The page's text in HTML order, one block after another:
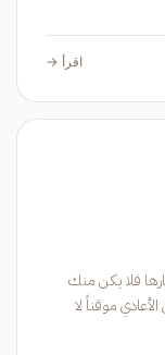
اقرأ →
الحرب إن باشرتها يوماً فدع عنك الوجل وإذا تأجّج نارها فلا يكن منك
الفشل واصبر على أهواها فالصبر منهاج الأمل وألق الأعادي موقناً لا